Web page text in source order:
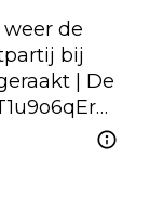
de
bij
| De